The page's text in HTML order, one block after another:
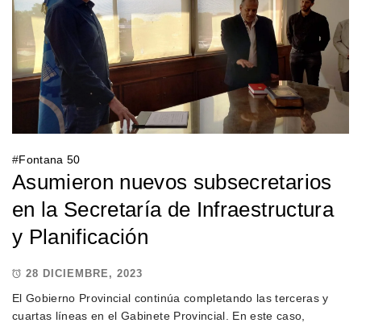
#Fontana 50
Asumieron nuevos subsecretarios
en la Secretaría de Infraestructura
y Planificación
28 DICIEMBRE, 2023
El Gobierno Provincial continúa completando las terceras y
cuartas líneas en el Gabinete Provincial. En este caso,